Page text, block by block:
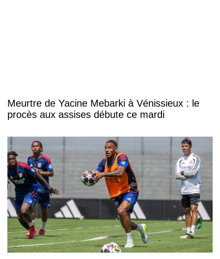
Meurtre de Yacine Mebarki à Vénissieux : le
procès aux assises débute ce mardi